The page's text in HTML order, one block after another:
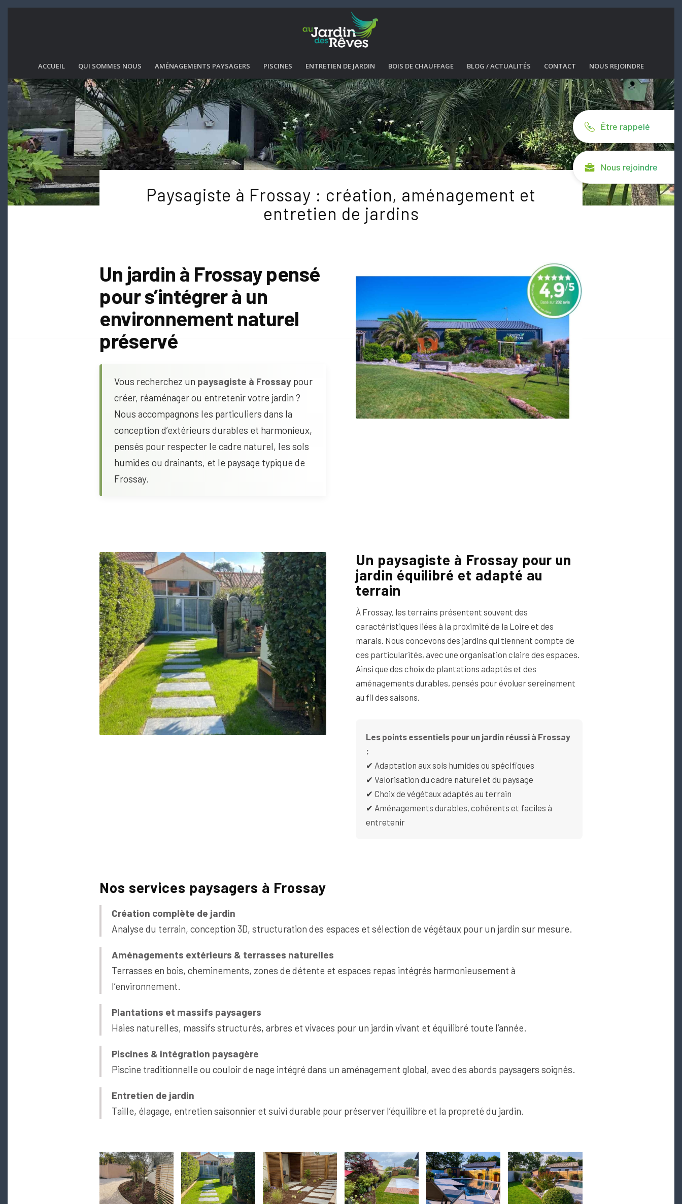
Être rappelé
Nous rejoindre
ACCUEIL QUI SOMMES NOUS AMÉNAGEMENTS PAYSAGERS PISCINES ENTRETIEN DE JARDIN BOIS DE CHAUFFAGE BLOG / ACTUALITÉS CONTACT NOUS REJOINDRE
Paysagiste à Frossay : création, aménagement et
entretien de jardins
Un jardin à Frossay pensé
pour s’intégrer à un
environnement naturel
préservé
Vous recherchez un paysagiste à Frossay pour
créer, réaménager ou entretenir votre jardin ?
Nous accompagnons les particuliers dans la
conception d’extérieurs durables et harmonieux,
pensés pour respecter le cadre naturel, les sols
humides ou drainants, et le paysage typique de
Frossay.
Un paysagiste à Frossay pour un
jardin équilibré et adapté au
terrain
À Frossay, les terrains présentent souvent des
caractéristiques liées à la proximité de la Loire et des
marais. Nous concevons des jardins qui tiennent compte de
ces particularités, avec une organisation claire des espaces.
Ainsi que des choix de plantations adaptés et des
aménagements durables, pensés pour évoluer sereinement
au fil des saisons.
Les points essentiels pour un jardin réussi à Frossay
:
✔ Adaptation aux sols humides ou spécifiques
✔ Valorisation du cadre naturel et du paysage
✔ Choix de végétaux adaptés au terrain
✔ Aménagements durables, cohérents et faciles à
entretenir
Nos services paysagers à Frossay
Création complète de jardin
Analyse du terrain, conception 3D, structuration des espaces et sélection de végétaux pour un jardin sur mesure.
Aménagements extérieurs & terrasses naturelles
Terrasses en bois, cheminements, zones de détente et espaces repas intégrés harmonieusement à
l’environnement.
Plantations et massifs paysagers
Haies naturelles, massifs structurés, arbres et vivaces pour un jardin vivant et équilibré toute l’année.
Piscines & intégration paysagère
Piscine traditionnelle ou couloir de nage intégré dans un aménagement global, avec des abords paysagers soignés.
Entretien de jardin
Taille, élagage, entretien saisonnier et suivi durable pour préserver l’équilibre et la propreté du jardin.